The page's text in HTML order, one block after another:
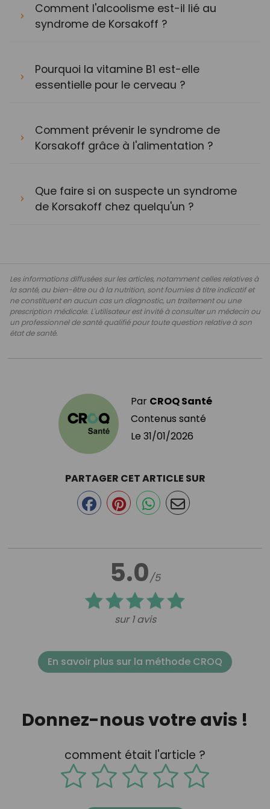
Comment l'alcoolisme est-il lié au
syndrome de Korsakoff ?
Pourquoi la vitamine B1 est-elle
essentielle pour le cerveau ?
Comment prévenir le syndrome de
Korsakoff grâce à l'alimentation ?
Que faire si on suspecte un syndrome
de Korsakoff chez quelqu'un ?
Les informations diffusées sur les articles, notamment celles relatives à
la santé, au bien-être ou à la nutrition, sont fournies à titre indicatif et
ne constituent en aucun cas un diagnostic, un traitement ou une
prescription médicale. L'utilisateur est invité à consulter un médecin ou
un professionnel de santé qualifié pour toute question relative à son
état de santé.
Par CROQ Santé
Contenus santé
Le 31/01/2026
5.0/5
sur 1 avis
PARTAGER CET ARTICLE SUR
En savoir plus sur la méthode CROQ
Donnez-nous votre avis !
comment était l'article ?